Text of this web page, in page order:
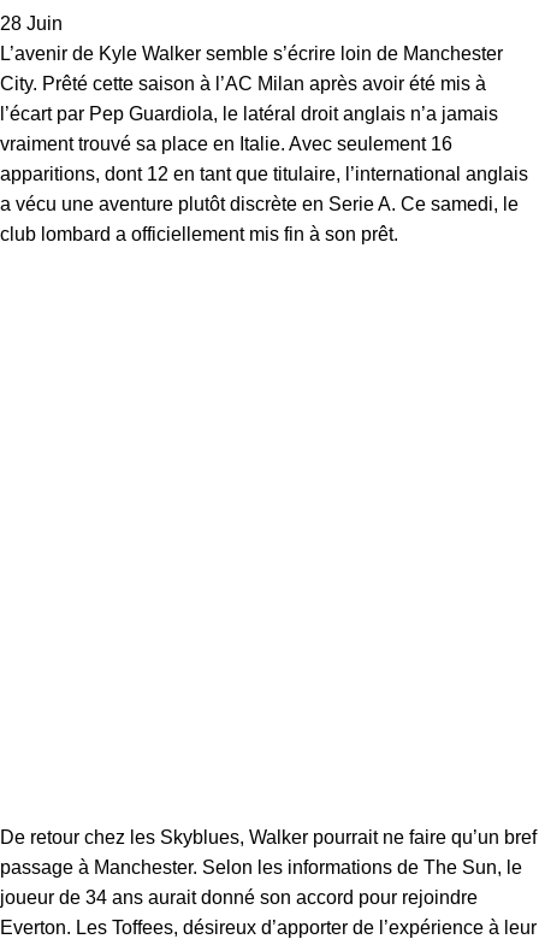
28 Juin
L’avenir de Kyle Walker semble s’écrire loin de Manchester
City. Prêté cette saison à l’AC Milan après avoir été mis à
l’écart par Pep Guardiola, le latéral droit anglais n’a jamais
vraiment trouvé sa place en Italie. Avec seulement 16
apparitions, dont 12 en tant que titulaire, l’international anglais
a vécu une aventure plutôt discrète en Serie A. Ce samedi, le
club lombard a officiellement mis fin à son prêt.
De retour chez les Skyblues, Walker pourrait ne faire qu’un bref
passage à Manchester. Selon les informations de The Sun, le
joueur de 34 ans aurait donné son accord pour rejoindre
Everton. Les Toffees, désireux d’apporter de l’expérience à leur